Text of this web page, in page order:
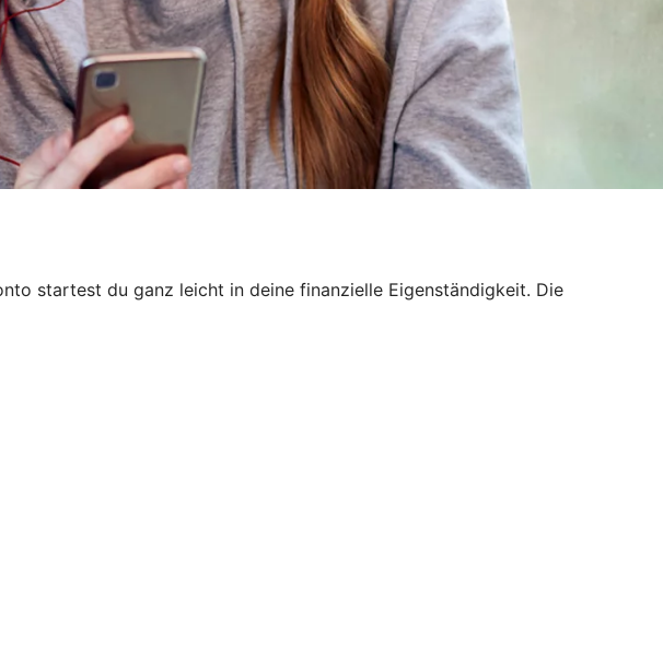
startest du ganz leicht in deine finanzielle Eigenständigkeit. Die